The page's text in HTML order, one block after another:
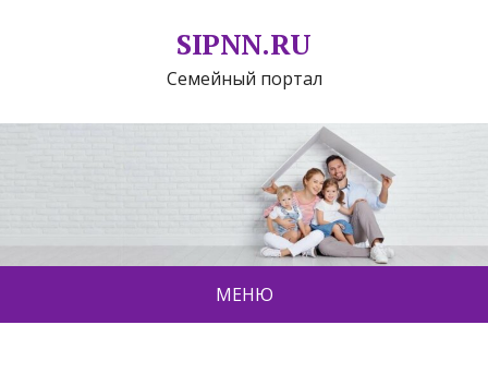
SIPNN.RU
Семейный портал
МЕНЮ